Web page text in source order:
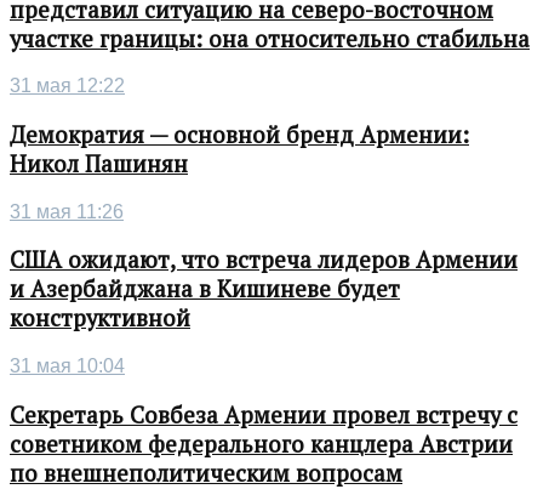
представил ситуацию на северо-восточном
участке границы: она относительно стабильна
31 мая 12:22
Демократия — основной бренд Армении:
Никол Пашинян
31 мая 11:26
США ожидают, что встреча лидеров Армении
и Азербайджана в Кишиневе будет
конструктивной
31 мая 10:04
Секретарь Совбеза Армении провел встречу с
советником федерального канцлера Австрии
по внешнеполитическим вопросам